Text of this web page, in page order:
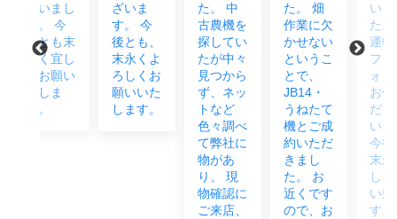
ざいま
す。 今
後とも、
末永くよ
ろしくお
願いいた
た。 中
古農機を
探してい
たが中々
見つから
ず、ネッ
トなど
た。 畑
作業に欠
かせない
というこ
とで、
JB14・
うねたて
機とご成
約いただ
きまし
た。 お
近くです
ので、お
いまし
た。 試
運転、ア
フターフ
お任せく
だ
い！！！
今後とも
末永く宜
しくお願
い致しま
す。